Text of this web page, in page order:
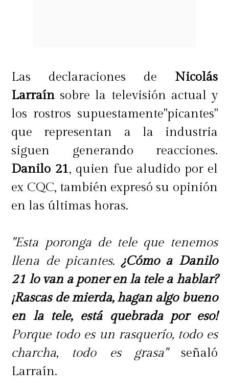
Las declaraciones de Nicolás
Larraín sobre la televisión actual y
los rostros supuestamente"picantes"
que representan a la industria
siguen generando reacciones.
Danilo 21, quien fue aludido por el
ex CQC, también expresó su opinión
en las últimas horas.
"Esta poronga de tele que tenemos
llena de picantes. ¿Cómo a Danilo
21 lo van a poner en la tele a hablar?
¡Rascas de mierda, hagan algo bueno
en la tele, está quebrada por eso!
Porque todo es un rasquerío, todo es
charcha, todo es grasa"señaló
Larraín.